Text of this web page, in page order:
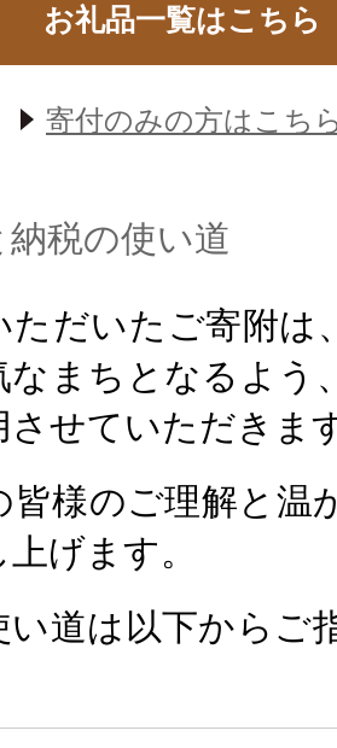
お礼品一覧はこちら
寄付のみの方はこち
税の使い道
ただいたご寄附は
なまちとなるよう
させていただきま
皆様のご理解と温
げます。
い道は以下からご